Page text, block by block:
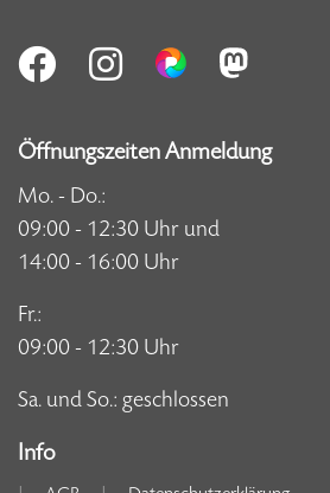
Öffnungszeiten Anmeldung
Mo. - Do.:
09:00 - 12:30 Uhr und
14:00 - 16:00 Uhr
Fr.:
09:00 - 12:30 Uhr
Sa. und So.: geschlossen
Info